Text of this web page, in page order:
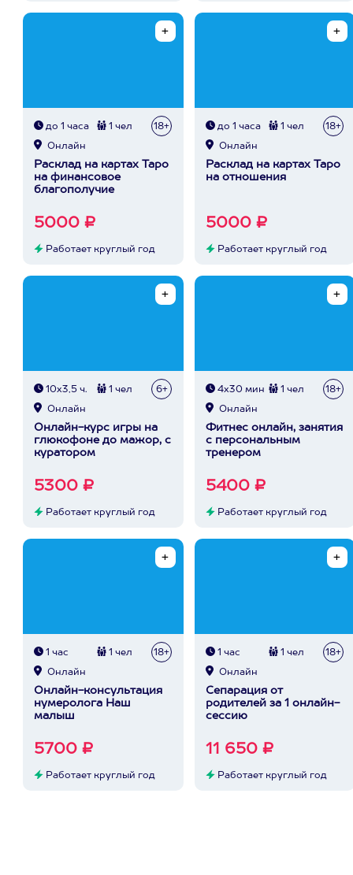
до 1 часа 1 чел 18+
Онлайн
Расклад на картах Таро
на финансовое
благополучие
5000 ₽
Работает круглый год
до 1 часа 1 чел 18+
Онлайн
Расклад на картах Таро
на отношения
5000 ₽
Работает круглый год
10х3,5 ч. 1 чел 6+
Онлайн
Онлайн-курс игры на
глюкофоне до мажор, с
куратором
5300 ₽
Работает круглый год
4х30 мин 1 чел 18+
Онлайн
Фитнес онлайн, занятия
с персональным
тренером
5400 ₽
Работает круглый год
1 час 1 чел 18+
Онлайн
Онлайн-консультация
нумеролога Наш
малыш
5700 ₽
Работает круглый год
1 час 1 чел 18+
Онлайн
Сепарация от
родителей за 1 онлайн-
сессию
11 650 ₽
Работает круглый год